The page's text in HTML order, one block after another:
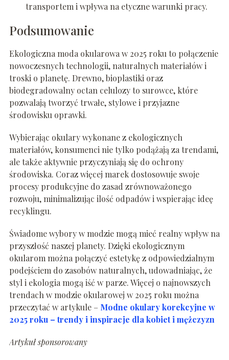
transportem i wpływa na etyczne warunki pracy.
Podsumowanie
Ekologiczna moda okularowa w 2025 roku to połączenie
nowoczesnych technologii, naturalnych materiałów i
troski o planetę. Drewno, bioplastiki oraz
biodegradowalny octan celulozy to surowce, które
pozwalają tworzyć trwałe, stylowe i przyjazne
środowisku oprawki.
Wybierając okulary wykonane z ekologicznych
materiałów, konsumenci nie tylko podążają za trendami,
ale także aktywnie przyczyniają się do ochrony
środowiska. Coraz więcej marek dostosowuje swoje
procesy produkcyjne do zasad zrównoważonego
rozwoju, minimalizując ilość odpadów i wspierając ideę
recyklingu.
Świadome wybory w modzie mogą mieć realny wpływ na
przyszłość naszej planety. Dzięki ekologicznym
okularom można połączyć estetykę z odpowiedzialnym
podejściem do zasobów naturalnych, udowadniając, że
styl i ekologia mogą iść w parze. Więcej o najnowszych
trendach w modzie okularowej w 2025 roku można
przeczytać w artykule – Modne okulary korekcyjne w
2025 roku – trendy i inspiracje dla kobiet i mężczyzn
Artykuł sponsorowany